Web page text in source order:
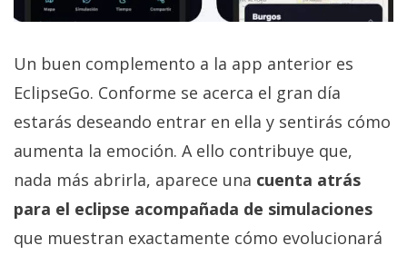
Un buen complemento a la app anterior es
EclipseGo. Conforme se acerca el gran día
estarás deseando entrar en ella y sentirás cómo
aumenta la emoción. A ello contribuye que,
nada más abrirla, aparece una cuenta atrás
para el eclipse acompañada de simulaciones
que muestran exactamente cómo evolucionará